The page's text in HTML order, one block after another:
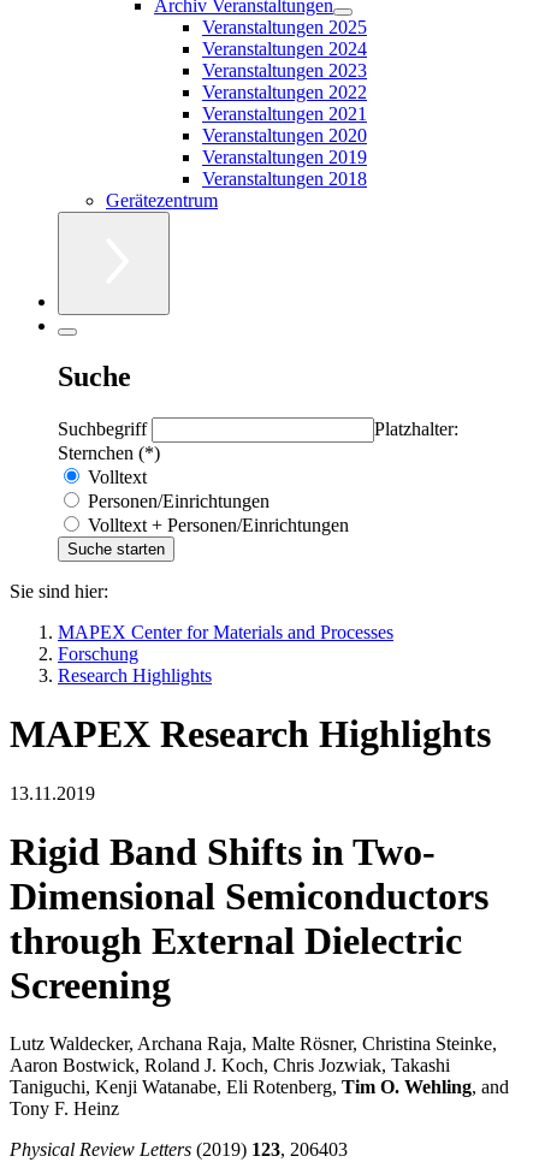
Archiv Veranstaltungen
Veranstaltungen 2025
Veranstaltungen 2024
Veranstaltungen 2023
Veranstaltungen 2022
Veranstaltungen 2021
Veranstaltungen 2020
Veranstaltungen 2019
Veranstaltungen 2018
Gerätezentrum
Suche
Suchbegriff
Platzhalter:
Sternchen (*)
Volltext
Personen/Einrichtungen
Volltext + Personen/Einrichtungen
Sie sind hier:
MAPEX Center for Materials and Processes
Forschung
Research Highlights
MAPEX Research Highlights
13.11.2019
Rigid Band Shifts in Two-
Dimensional Semiconductors
through External Dielectric
Screening
Lutz Waldecker, Archana Raja, Malte Rösner, Christina Steinke,
Aaron Bostwick, Roland J. Koch, Chris Jozwiak, Takashi
Taniguchi, Kenji Watanabe, Eli Rotenberg, Tim O. Wehling, and
Tony F. Heinz
Physical Review Letters (2019) 123, 206403